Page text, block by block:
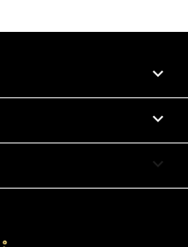


keyboard_arrow_down